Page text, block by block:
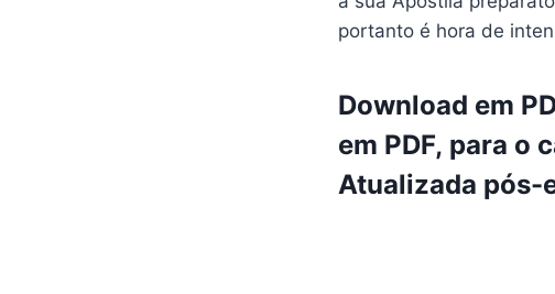
portanto é hora de
Download em
em PDF, para o
Atualizada pós-